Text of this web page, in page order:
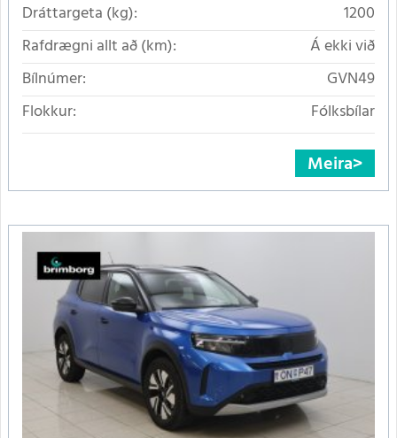
Dráttargeta (kg):
1200
Rafdrægni allt að (km):
Á ekki við
Bílnúmer:
GVN49
Flokkur:
Fólksbílar
Meira